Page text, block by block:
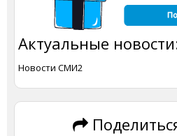
Актуальные
Новости СМИ2